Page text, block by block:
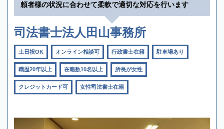
頼者様の状況に合わせて柔軟で適切な対応を行います
司法書士法人田山事務所
土日祝OK オンライン相談可 行政書士在籍 駐車場あり
職歴20年以上 在籍数10名以上 所長が女性
クレジットカード可 女性司法書士在籍